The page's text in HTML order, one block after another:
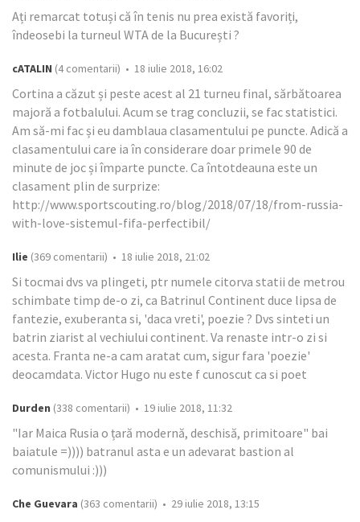
Ați remarcat totuși că în tenis nu prea există favoriți,
îndeosebi la turneul WTA de la București ?
cATALIN (4 comentarii) • 18 iulie 2018, 16:02
Cortina a căzut și peste acest al 21 turneu final, sărbătoarea
majoră a fotbalului. Acum se trag concluzii, se fac statistici.
Am să-mi fac și eu damblaua clasamentului pe puncte. Adică a
clasamentului care ia în considerare doar primele 90 de
minute de joc și împarte puncte. Ca întotdeauna este un
clasament plin de surprize:
http://www.sportscouting.ro/blog/2018/07/18/from-russia-
with-love-sistemul-fifa-perfectibil/
Ilie (369 comentarii) • 18 iulie 2018, 21:02
Si tocmai dvs va plingeti, ptr numele citorva statii de metrou
schimbate timp de-o zi, ca Batrinul Continent duce lipsa de
fantezie, exuberanta si, 'daca vreti', poezie ? Dvs sinteti un
batrin ziarist al vechiului continent. Va renaste intr-o zi si
acesta. Franta ne-a cam aratat cum, sigur fara 'poezie'
deocamdata. Victor Hugo nu este f cunoscut ca si poet
Durden (338 comentarii) • 19 iulie 2018, 11:32
"Iar Maica Rusia o țară modernă, deschisă, primitoare" bai
baiatule =)))) batranul asta e un adevarat bastion al
comunismului :)))
Che Guevara (363 comentarii) • 29 iulie 2018, 13:15